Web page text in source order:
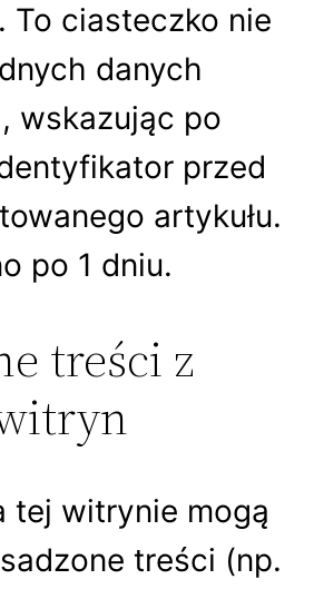
To ciasteczko nie
danych
wskazując po
przed
artykułu.
po 1 dniu.
treści z
tej witrynie mogą
treści (np.